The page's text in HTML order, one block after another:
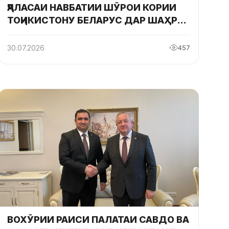
ҶАЛАСАИ НАВБАТИИ ШӮРОИ КОРИИ
ТОҶИКИСТОНУ БЕЛАРУС ДАР ШАҲРИ
30.07.2026 457
ВОХӮРИИ РАИСИ ПАЛАТАИ САВДО ВА